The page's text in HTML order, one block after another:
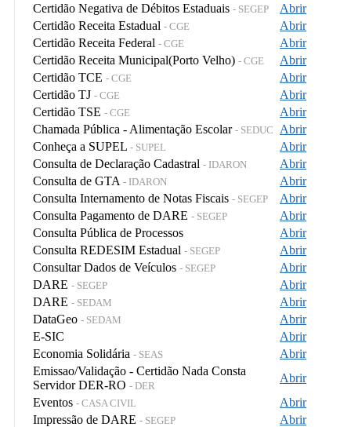
Certidão Negativa de Débitos Estaduais - SEGEP
Abrir
Certidão Receita Estadual - CGE
Abrir
Certidão Receita Federal - CGE
Abrir
Certidão Receita Municipal(Porto Velho) - CGE
Abrir
Certidão TCE - CGE
Abrir
Certidão TJ - CGE
Abrir
Certidão TSE - CGE
Abrir
Chamada Pública - Alimentação Escolar - SEDUC
Abrir
Conheça a SUPEL - SUPEL
Abrir
Consulta de Declaração Cadastral - IDARON
Abrir
Consulta de GTA - IDARON
Abrir
Consulta Internamento de Notas Fiscais - SEGEP
Abrir
Consulta Pagamento de DARE - SEGEP
Abrir
Consulta Pública de Processos
Abrir
Consulta REDESIM Estadual - SEGEP
Abrir
Consultar Dados de Veículos - SEGEP
Abrir
DARE - SEGEP
Abrir
DARE - SEDAM
Abrir
DataGeo - SEDAM
Abrir
E-SIC
Abrir
Economia Solidária - SEAS
Abrir
Emissao/Validação - Certidão Nada Consta
Servidor DER-RO - DER
Abrir
Eventos - CASA CIVIL
Abrir
Impressão de DARE - SEGEP
Abrir